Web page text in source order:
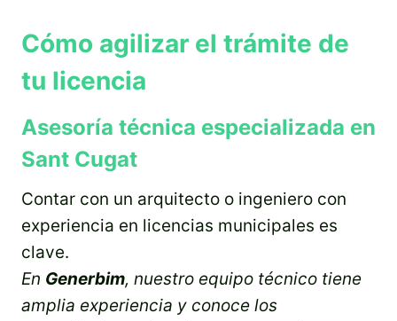
Cómo agilizar el trámite de
tu licencia
Asesoría técnica especializada en
Sant Cugat
Contar con un arquitecto o ingeniero con
experiencia en licencias municipales es
clave.
En Generbim, nuestro equipo técnico tiene
amplia experiencia y conoce los